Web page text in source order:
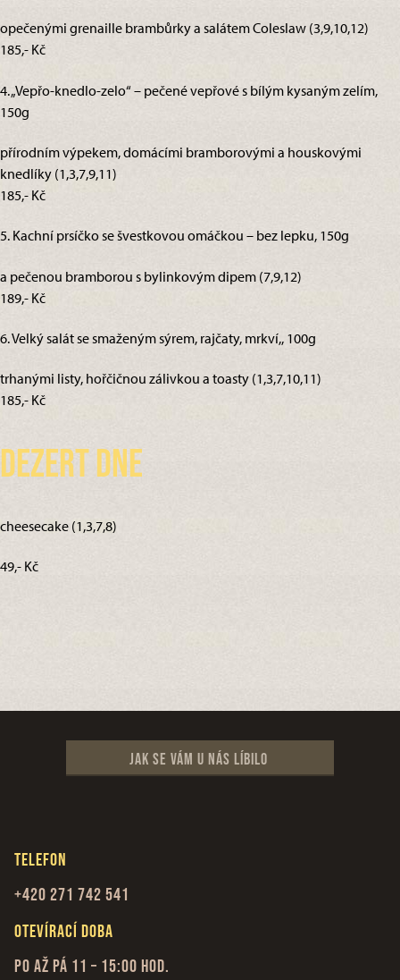
opečenými grenaille brambůrky a salátem Coleslaw (3,9,10,12)
185,- Kč
4. „Vepřo-knedlo-zelo“ – pečené vepřové s bílým kysaným zelím,
150g
přírodním výpekem, domácími bramborovými a houskovými
knedlíky (1,3,7,9,11)
185,- Kč
5. Kachní prsíčko se švestkovou omáčkou – bez lepku, 150g
a pečenou bramborou s bylinkovým dipem (7,9,12)
189,- Kč
6. Velký salát se smaženým sýrem, rajčaty, mrkví,, 100g
trhanými listy, hořčičnou zálivkou a toasty (1,3,7,10,11)
185,- Kč
Dezert dne
cheesecake (1,3,7,8)
49,- Kč
Jak se vám u nás líbilo
Telefon
+420 271 742 541
Otevírací doba
Po až Pá 11 – 15:00 hod.